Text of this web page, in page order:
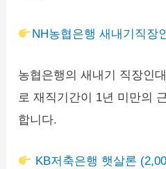
NH농협은행 새내기직장
농협은행의 새내기 직장인
로 재직기간이 1년 미만의
합니다.
KB저축은행 햇살론